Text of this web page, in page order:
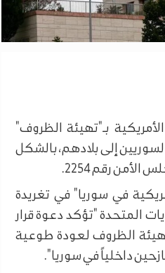
بـ"تهيئة الظروف"
إلى بلادهم، بالشكل
رقم 2254.
في سوريا" في تغريدة
المتحدة "تؤكد دعوة قرار
الأمن رقم 2254 لتهيئة الظروف لعودة طوعية
داخلياً في سوريا".